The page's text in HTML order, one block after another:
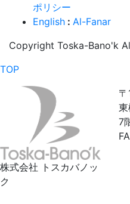
ポリシー
English : Al-Fanar
Copyright Toska-Bano'k
TOP
株式会社 トスカバノッ
ク
7